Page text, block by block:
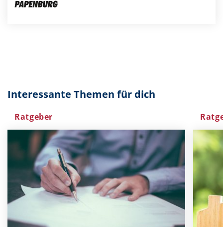
Interessante Themen für dich
Ratgeber